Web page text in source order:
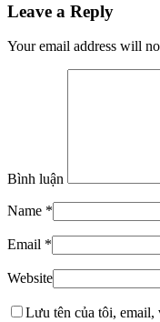
Leave a Reply
Your email address will
Bình luận
Name *
Email *
Website
Lưu tên của tôi, email,